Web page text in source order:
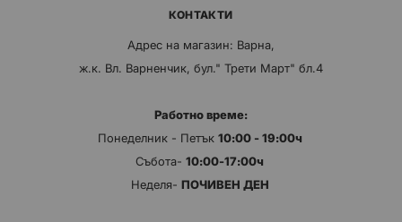
КОНТАКТИ
Адрес на магазин: Варна,
ж.к. Вл. Варненчик, бул." Трети Март" бл.4
Работно време:
Понеделник - Петък 10:00 - 19:00ч
Събота- 10:00-17:00ч
Неделя- ПОЧИВЕН ДЕН